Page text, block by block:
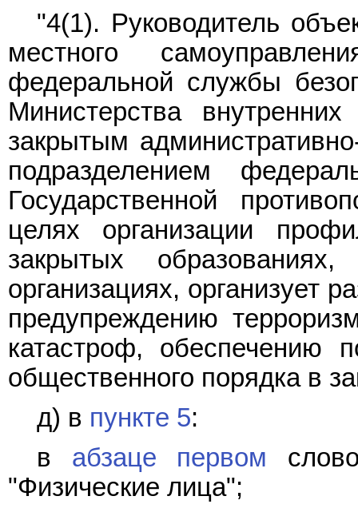
"4(1). Руководитель
местного
федеральной службы
Министерства
закрытым
подразделением
Государственной
целях организации
закрытых
организациях, организует
предупреждению
катастроф, обеспечению
общественного порядка в
д) в пункте 5:
в абзаце первом
"Физические лица";